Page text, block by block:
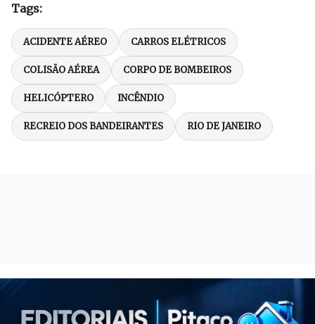
Tags:
ACIDENTE AÉREO CARROS ELÉTRICOS
COLISÃO AÉREA CORPO DE BOMBEIROS
HELICÓPTERO INCÊNDIO
RECREIO DOS BANDEIRANTES RIO DE JANEIRO